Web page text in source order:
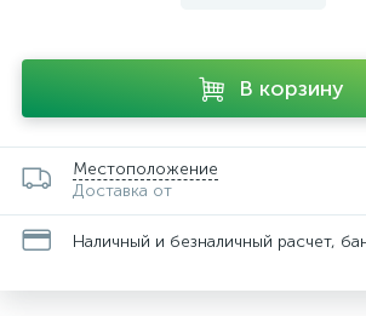
В корзину
Местоположение
Доставка от
Наличный и безналичный расчет,